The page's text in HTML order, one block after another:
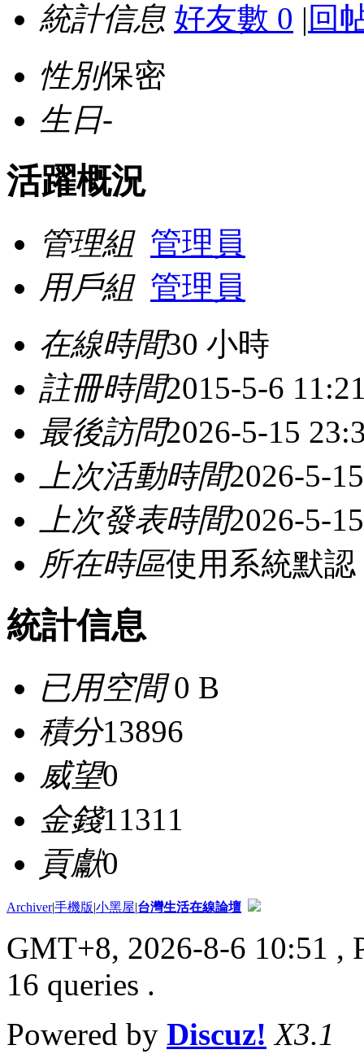
統計信息 好友數 0 | 回
性別保密
生日-
活躍概況
管理組 管理員
用戶組 管理員
在線時間30 小時
註冊時間2015-5-6
最後訪問2026-5-15
上次活動時間2026-5-
上次發表時間2026-5-
所在時區使用系統默認
統計信息
已用空間0 B
積分13896
威望0
金錢11311
貢獻0
Archiver|手機版|小黑屋|台灣生活在線論壇
GMT+8, 2026-8-6 10:51 ,
16 queries .
Powered by Discuz! X3.1